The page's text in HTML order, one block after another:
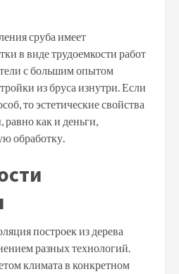
сруба имеет
в виде трудоемкости работ
с большим опытом
из бруса изнутри. Если
то эстетические свойства
равно как и деньги,
обработку.
построек из дерева
разных технологий.
климата в конкретном